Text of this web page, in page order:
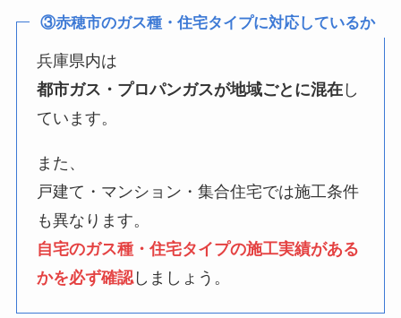
③赤穂市のガス種・住宅タイプに対応しているか
兵庫県内は
都市ガス・プロパンガスが地域ごとに混在 し
ています。
また、
戸建て・マンション・集合住宅では施工条件
も異なります。
自宅のガス種・住宅タイプの施工実績がある
かを必ず確認しましょう。